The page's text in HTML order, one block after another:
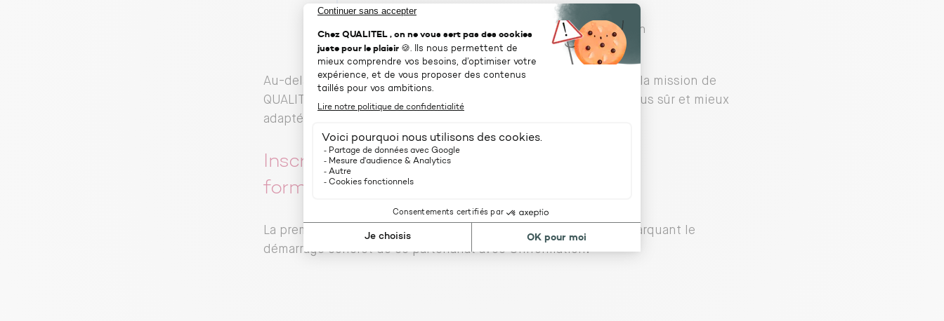
— Aniça ZABEUR, Présidente de QUALITEL Formation
Au-delà de l’enjeu stratégique, ce projet fait pleinement écho à la mission de
QUALITEL : promouvoir un habitat de qualité, plus performant, plus sûr et mieux
adapté aux besoins des occupants.
Inscrivez-vous à la première session de
formation
La première session de formation se tiendra les12 et 13 mars
, marquant le
démarrage concret de ce partenariat avec Uniformation.